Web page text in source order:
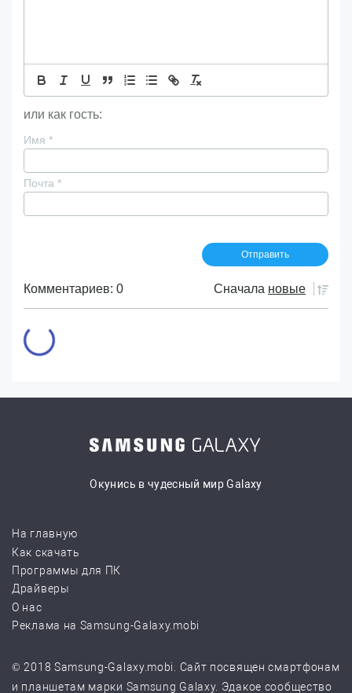
или как гость:
Имя *
Почта *
Комментариев: 0 Сначала новые
Окунись в чудесный мир Galaxy
На главную
Как скачать
Программы для ПК
Драйверы
О нас
Реклама на Samsung-Galaxy.mobi
© 2018 Samsung-Galaxy.mobi. Сайт посвящен смартфонам
и планшетам марки Samsung Galaxy. Эдакое сообщество